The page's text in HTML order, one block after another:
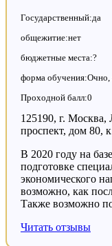
Государственный:да
общежитие:нет
бюджетные места:?
форма обучения:Очно,
Проходной балл:0
125190, г. Москва,
проспект, дом 80,
В 2020 году на
подготовке
экономического
возможно, как
Также возможно
Читать отзывы